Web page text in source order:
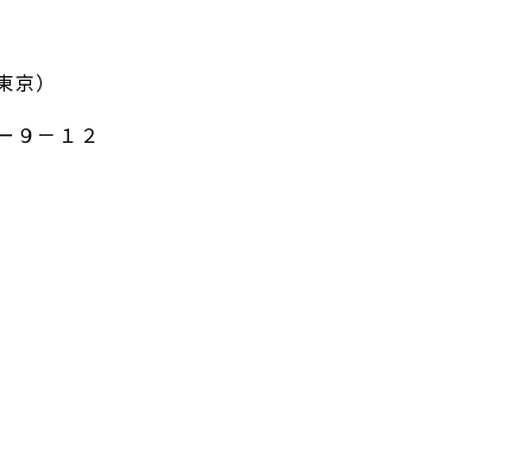
）
９－１２